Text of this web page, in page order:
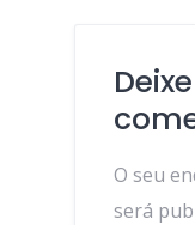
O seu
será